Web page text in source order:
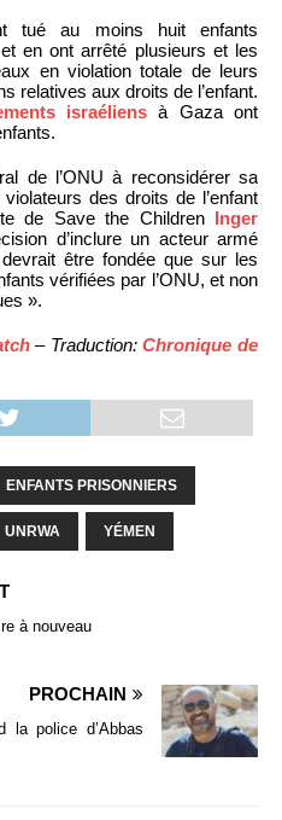
tué au moins huit enfants
en ont arrêté plusieurs et les
en violation totale de leurs
relatives aux droits de l’enfant.
israéliens à Gaza ont
de l’ONU à reconsidérer sa
des droits de l’enfant
de Save the Children Inger
d’inclure un acteur armé
être fondée que sur les
vérifiées par l’ONU, et non
».
– Traduction:Chronique de
ENFANTS PRISONNIERS
UNRWA YÉMEN
à nouveau
PROCHAIN
la police d’Abbas